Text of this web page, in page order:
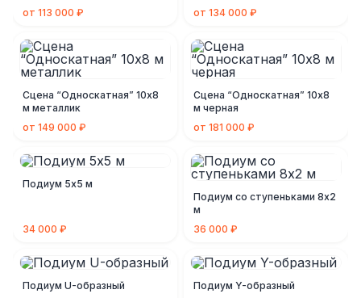
от 113 000 ₽
от 134 000 ₽
Сцена “Односкатная” 10х8
м металлик
от 149 000 ₽
Сцена “Односкатная” 10х8
м черная
от 181 000 ₽
Подиум 5х5 м
34 000 ₽
Подиум со ступеньками 8х2
м
36 000 ₽
Подиум U-образный Подиум Y-образный